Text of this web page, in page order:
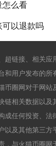
怎么看
可以退款吗
超链接、相关应
和用户发布的所
币圈网对于网站
链相关数据以及
成任何投资、法
以及其他第三方
，与火猫币圈网